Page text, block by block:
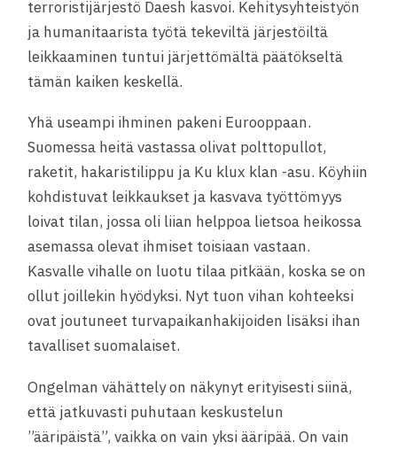
terroristijärjestö Daesh kasvoi. Kehitysyhteistyön
ja humanitaarista työtä tekeviltä järjestöiltä
leikkaaminen tuntui järjettömältä päätökseltä
tämän kaiken keskellä.
Yhä useampi ihminen pakeni Eurooppaan.
Suomessa heitä vastassa olivat polttopullot,
raketit, hakaristilippu ja Ku klux klan -asu. Köyhiin
kohdistuvat leikkaukset ja kasvava työttömyys
loivat tilan, jossa oli liian helppoa lietsoa heikossa
asemassa olevat ihmiset toisiaan vastaan.
Kasvalle vihalle on luotu tilaa pitkään, koska se on
ollut joillekin hyödyksi. Nyt tuon vihan kohteeksi
ovat joutuneet turvapaikanhakijoiden lisäksi ihan
tavalliset suomalaiset.
Ongelman vähättely on näkynyt erityisesti siinä,
että jatkuvasti puhutaan keskustelun
”ääripäistä”, vaikka on vain yksi ääripää. On vain